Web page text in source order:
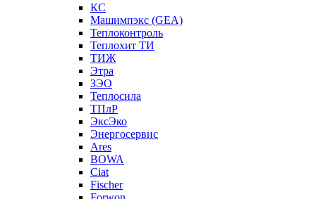
КС
Машимпэкс (GEA)
Теплоконтроль
Теплохит ТИ
ТИЖ
Этра
ЗЭО
Теплосила
ТПлР
ЭксЭко
Энергосервис
Ares
BOWA
Ciat
Fischer